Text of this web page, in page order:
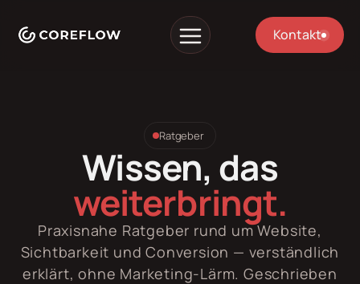
Kontakt
Ratgeber
Wissen, das
weiterbringt.
Praxisnahe Ratgeber rund um Website,
Sichtbarkeit und Conversion — verständlich
erklärt, ohne Marketing-Lärm. Geschrieben